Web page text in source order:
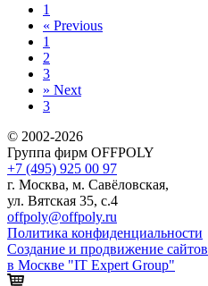
1
« Previous
1
2
3
» Next
3
© 2002-2026
Группа фирм OFFPOLY
+7 (495) 925 00 97
г. Москва, м. Савёловская,
ул. Вятская 35, с.4
offpoly@offpoly.ru
Политика конфиденциальности
Создание и продвижение сайтов
в Москве "IT Expert Group"